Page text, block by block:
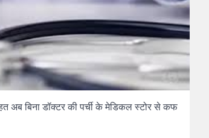
बिना डॉक्टर की पर्ची के मेडिकल स्टोर से कफ